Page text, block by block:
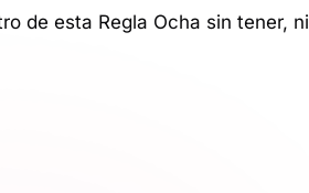
de esta Regla Ocha sin tener, ni